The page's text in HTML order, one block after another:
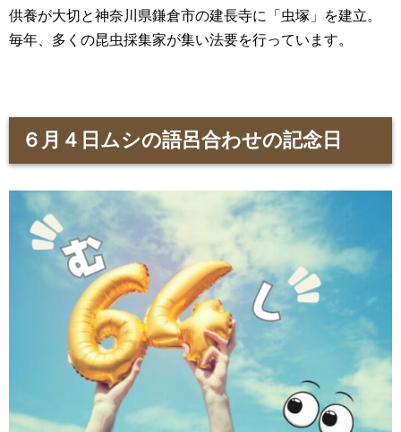
供養が大切と神奈川県鎌倉市の建長寺に「虫塚」を建立。
毎年、多くの昆虫採集家が集い法要を行っています。
６月４日ムシの語呂合わせの記念日